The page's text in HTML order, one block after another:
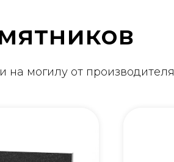
на могилу от производителя